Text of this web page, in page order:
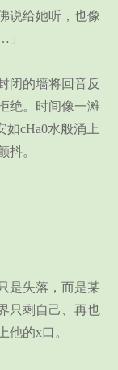
给她听，也像
」
的墙将回音反
绝。时间像一滩
如cHa0水般涌上
抖。
是失落，而是某
只剩自己、再也
他的x口。